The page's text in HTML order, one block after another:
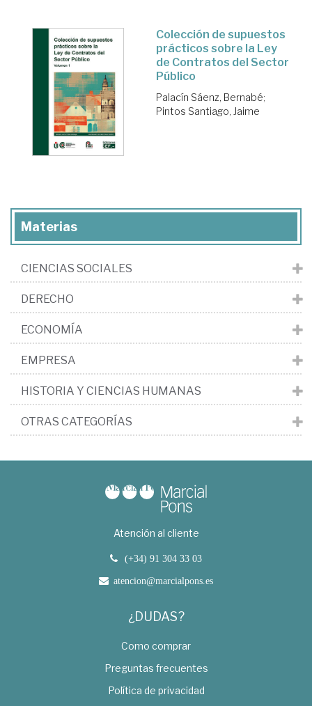
Colección de supuestos
prácticos sobre la Ley
de Contratos del Sector
Público
Palacín Sáenz, Bernabé;
Pintos Santiago, Jaime
Materias
CIENCIAS SOCIALES
DERECHO
ECONOMÍA
EMPRESA
HISTORIA Y CIENCIAS HUMANAS
OTRAS CATEGORÍAS
Atención al cliente
(+34) 91 304 33 03
atencion@marcialpons.es
¿DUDAS?
Como comprar
Preguntas frecuentes
Política de privacidad